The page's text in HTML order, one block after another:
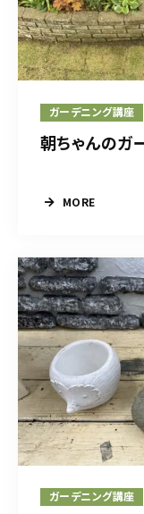
ガーデニング講座
朝ちゃんのガ
MORE
ガーデニング講座